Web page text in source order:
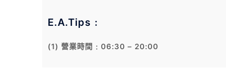
E.A.Tips﹕
(1) 營業時間﹕06:30 – 20:00